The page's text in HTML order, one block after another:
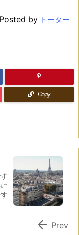
Posted by トーター
Copy
 Prev